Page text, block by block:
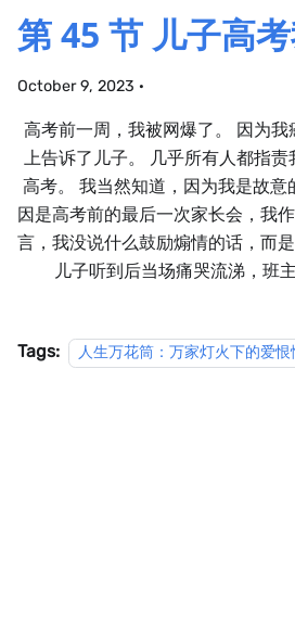
第 45 节 儿子高
October 9, 2023 ·
高考前一周，我被网爆了。 因为
上告诉了儿子。 几乎所有人都指
高考。 我当然知道，因为我是故意
因是高考前的最后一次家长会，我
言，我没说什么鼓励煽情的话，而
儿子听到后当场痛哭流涕，班
Tags: 人生万花筒：万家灯火下的爱恨